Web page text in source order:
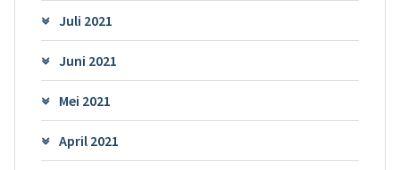
Juli 2021
Juni 2021
Mei 2021
April 2021